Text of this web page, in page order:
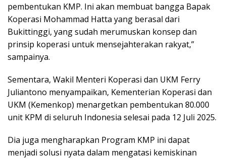
pembentukan KMP. Ini akan membuat bangga Bapak
Koperasi Mohammad Hatta yang berasal dari
Bukittinggi, yang sudah merumuskan konsep dan
prinsip koperasi untuk mensejahterakan rakyat,”
sampainya.
Sementara, Wakil Menteri Koperasi dan UKM Ferry
Juliantono menyampaikan, Kementerian Koperasi dan
UKM (Kemenkop) menargetkan pembentukan 80.000
unit KPM di seluruh Indonesia selesai pada 12 Juli 2025.
Dia juga mengharapkan Program KMP ini dapat
menjadi solusi nyata dalam mengatasi kemiskinan